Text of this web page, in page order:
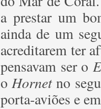
a prestar um
ainda de um
acreditarem ter
pensavam ser o
o Hornetno
porta-aviões e